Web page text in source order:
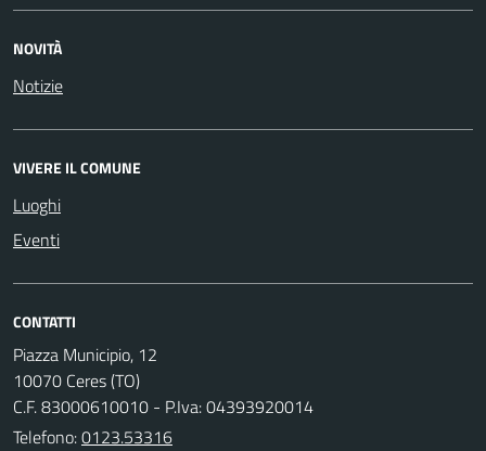
NOVITÀ
Notizie
VIVERE IL COMUNE
Luoghi
Eventi
CONTATTI
Piazza Municipio, 12
10070 Ceres (TO)
C.F. 83000610010 - P.Iva: 04393920014
Telefono:0123.53316